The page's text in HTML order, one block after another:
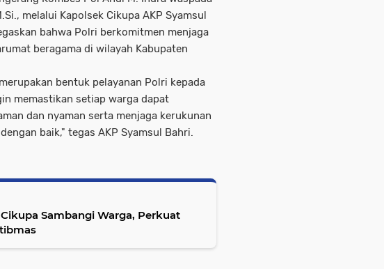
melalui Kapolsek Cikupa AKP Syamsul
bahwa Polri berkomitmen menjaga
beragama di wilayah Kabupaten
bentuk pelayanan Polri kepada
memastikan setiap warga dapat
dan nyaman serta menjaga kerukunan
baik," tegas AKP Syamsul Bahri.
Sambangi Warga, Perkuat